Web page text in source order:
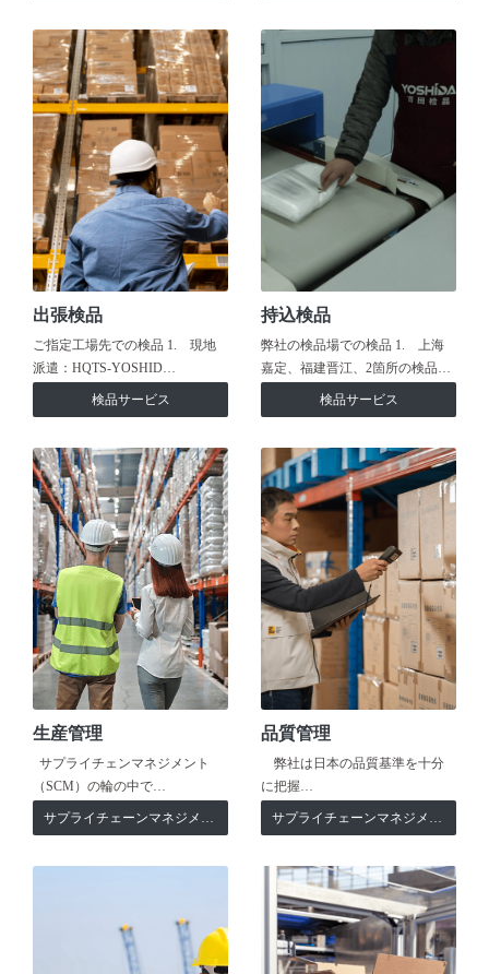
出張検品
ご指定工場先での検品 1. 現地
派遣：HQTS-YOSHID…
検品サービス
持込検品
弊社の検品場での検品 1. 上海
嘉定、福建晋江、2箇所の検品…
検品サービス
生産管理
サプライチェンマネジメント
（SCM）の輪の中で…
サプライチェーンマネジメント
品質管理
弊社は日本の品質基準を十分
に把握…
サプライチェーンマネジメント